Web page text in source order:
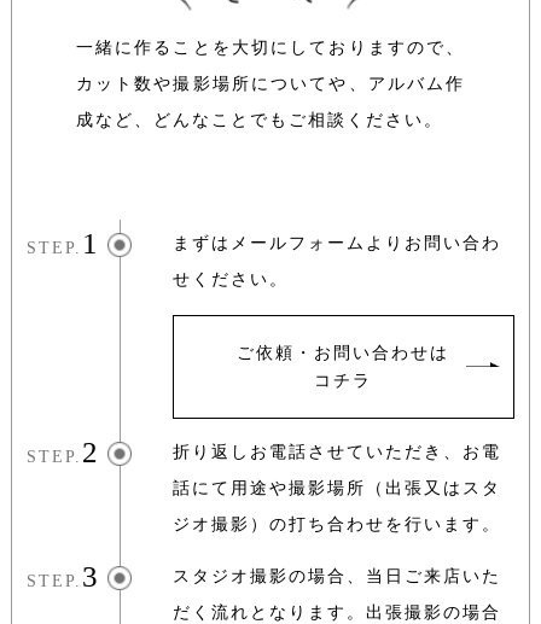
一緒に作ることを大切にしておりますので、
カット数や撮影場所についてや、アルバム作
成など、どんなことでもご相談ください。
STEP. 1
まずはメールフォームよりお問い合わ
せください。
ご依頼・お問い合わせは
コチラ
STEP. 2
折り返しお電話させていただき、お電
話にて用途や撮影場所
（出張又はスタ
ジオ撮影）の打ち合わせを行います。
STEP. 3
スタジオ撮影の場合、当日ご来店いた
だく流れとなります。出張撮影の場合